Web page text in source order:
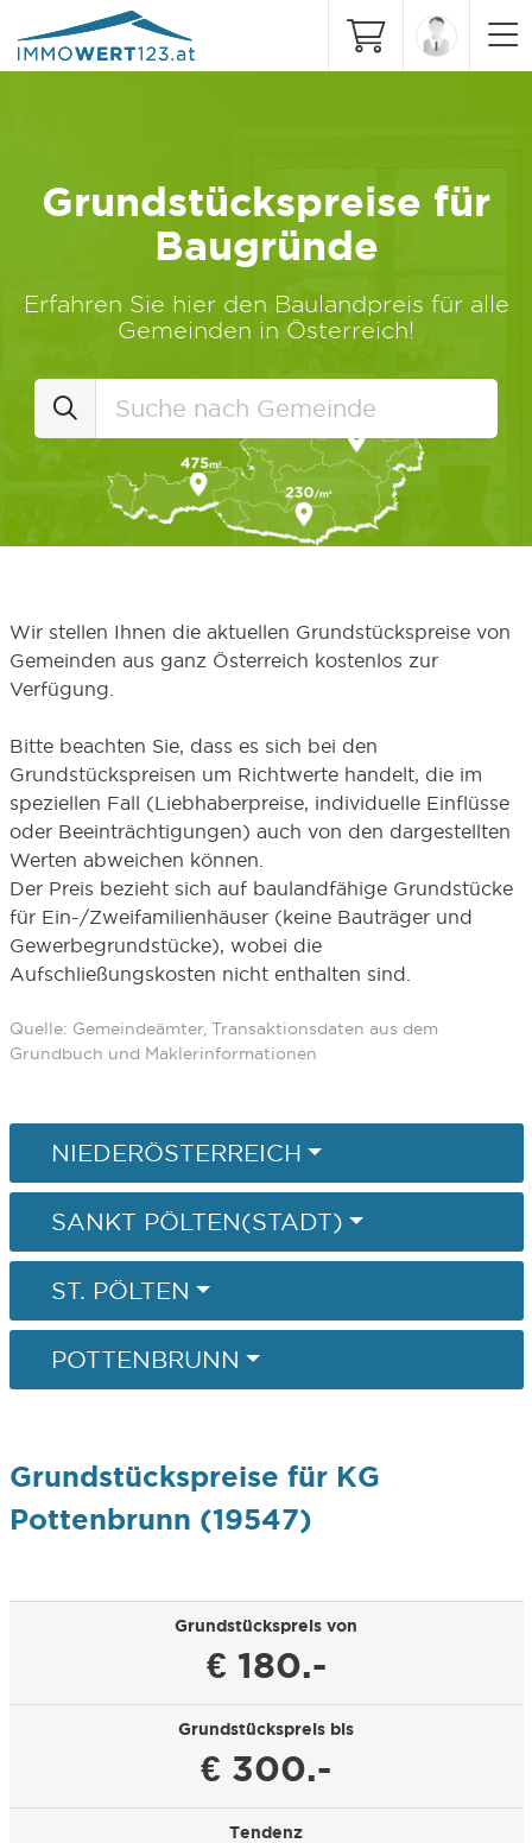
Grundstückspreise für
Baugründe
Erfahren Sie hier den Baulandpreis für alle
Gemeinden in Österreich!
Wir stellen Ihnen die aktuellen Grundstückspreise von
Gemeinden aus ganz Österreich kostenlos zur
Verfügung.
Bitte beachten Sie, dass es sich bei den
Grundstückspreisen um Richtwerte handelt, die im
speziellen Fall (Liebhaberpreise, individuelle Einflüsse
oder Beeinträchtigungen) auch von den dargestellten
Werten abweichen können.
Der Preis bezieht sich auf baulandfähige Grundstücke
für Ein-/Zweifamilienhäuser (keine Bauträger und
Gewerbegrundstücke), wobei die
Aufschließungskosten nicht enthalten sind.
Quelle: Gemeindeämter, Transaktionsdaten aus dem
Grundbuch und Maklerinformationen
NIEDERÖSTERREICH
SANKT PÖLTEN(STADT)
ST. PÖLTEN
POTTENBRUNN
Grundstückspreise für KG
Pottenbrunn (19547)
Grundstückspreis von
€ 180.-
Grundstückspreis bis
€ 300.-
Tendenz